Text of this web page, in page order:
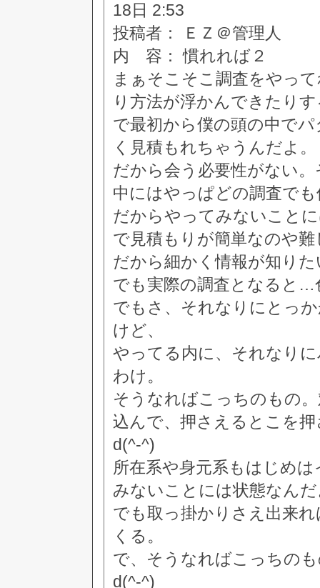
18日 2:53
投稿者： ＥＺ＠管理人
内 容： 慣れれば２
まぁそこそこ調査をやっ
り方法が浮かんできたり
で最初から僕の頭の中で
く見積もれちゃうんだよ。
だから会う必要性がない
中にはやっぱどの調査で
だからやってみないこと
で見積もりが簡単なのや
だから細かく情報が知り
でも実際の調査となると…
でもさ、それなりにとっ
けど、
やってる内に、それなり
わけ。
そうなればこっちのもの
込んで、押さえるとこを
d(^-^)
所在系や身元系もはじめ
みないことには状態なん
でも取っ掛かりさえ出来
くる。
で、そうなればこっちの
d(^-^)